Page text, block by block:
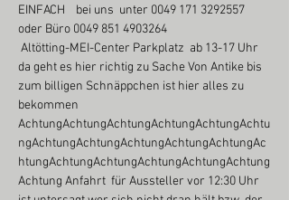
EINFACH    bei uns  unter 0049 171 3292557
oder Büro 0049 851 4903264
Altötting-MEI-Center Parkplatz  ab 13-17 Uhr
da geht es hier richtig zu Sache Von Antike bis
zum billigen Schnäppchen ist hier alles zu
bekommen
AchtungAchtungAchtungAchtungAchtungAchtu
ngAchtungAchtungAchtungAchtungAchtungAc
htungAchtungAchtungAchtungAchtungAchtung
Achtung Anfahrt  für Aussteller vor 12:30 Uhr